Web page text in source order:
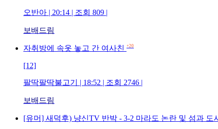
오반아 | 20:14 | 조회 809 |
보배드림
자취방에 속옷 놓고 간 여사친 +20
[12]
팔딱팔딱불고기 | 18:52 | 조회 2746 |
보배드림
[유머] 새덕후) 냥신TV 반박 - 3-2 마라도 논란 및 섬과 도